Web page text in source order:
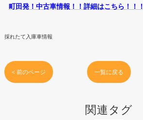
町田発！中古車情報！！詳細はこちら！！！
採れたて入庫車情報
< 前のページ 一覧に戻る
関連タグ